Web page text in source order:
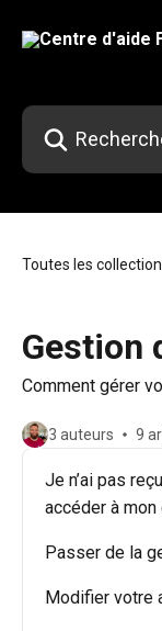
Rechercher un
Toutes les
Gestion
Comment gérer
3 auteurs 9
Je n’ai pas
accéder à
Passer de la
Modifier votre